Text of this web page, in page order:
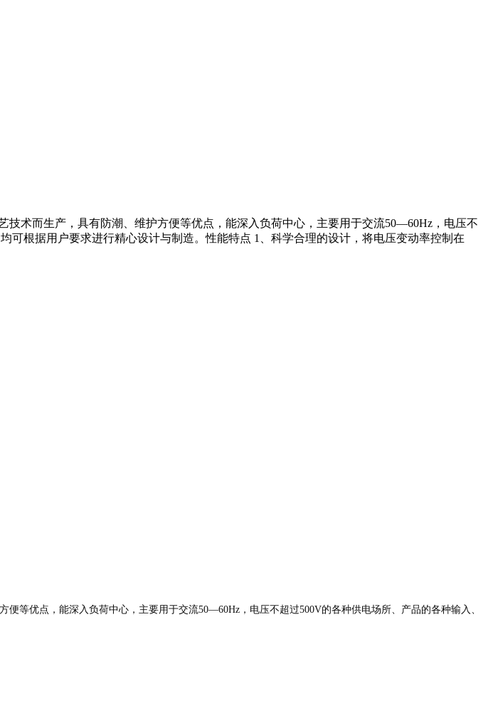
术而生产，具有防潮、维护方便等优点，能深入负荷中心，主要用于交流50—60Hz，电压不
根据用户要求进行精心设计与制造。性能特点 1、科学合理的设计，将电压变动率控制在
等优点，能深入负荷中心，主要用于交流50—60Hz，电压不超过500V的各种供电场所、产品的各种输入、